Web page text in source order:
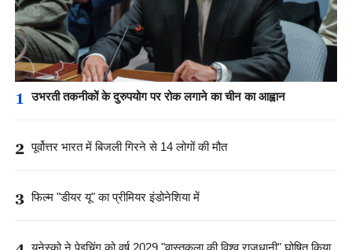
1 उभरती तकनीकों के दुरुपयोग पर रोक लगाने का चीन का आह्वान
2 पूर्वोत्तर भारत में बिजली गिरने से 14 लोगों की मौत
3 फिल्म "डीयर यू" का प्रीमियर इंडोनेशिया में